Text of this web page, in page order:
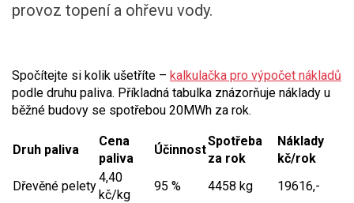
provoz topení a ohřevu vody.
Spočítejte si kolik ušetříte – kalkulačka pro výpočet nákladů
podle druhu paliva. Příkladná tabulka znázorňuje náklady u
běžné budovy se spotřebou 20MWh za rok.
Druh paliva
Cena
paliva
Účinnost
Spotřeba
za rok
Náklady
kč/rok
Dřevěné pelety
4,40
kč/kg
95 % 4458 kg 19616,-